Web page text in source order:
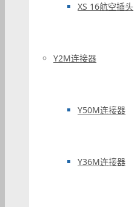
XS 16航空插头
Y2M连接器
Y50M连接器
Y36M连接器